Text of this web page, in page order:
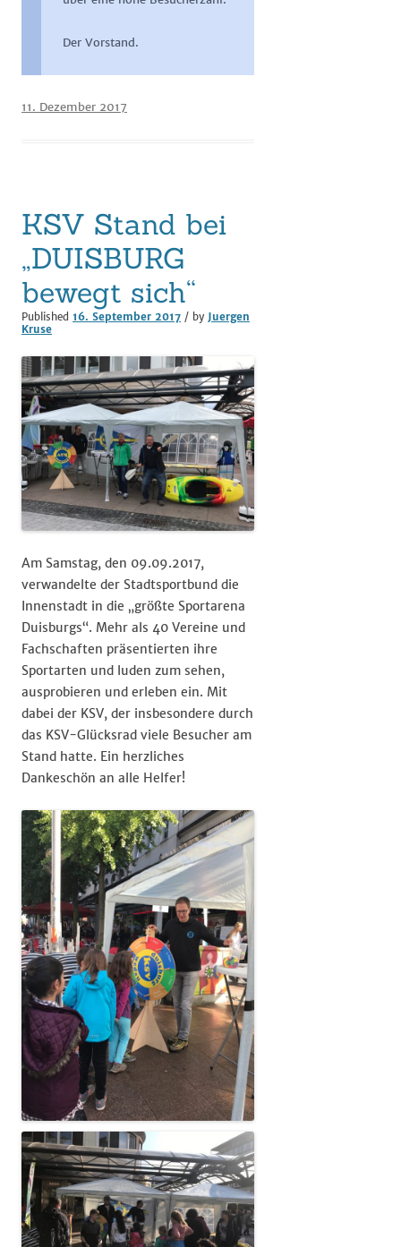
Der Vorstand.
11. Dezember 2017
KSV Stand bei
„DUISBURG
bewegt sich“
Published 16. September 2017 / by Juergen
Kruse
Am Samstag, den 09.09.2017,
verwandelte der Stadtsportbund die
Innenstadt in die „größte Sportarena
Duisburgs“. Mehr als 40 Vereine und
Fachschaften präsentierten ihre
Sportarten und luden zum sehen,
ausprobieren und erleben ein. Mit
dabei der KSV, der insbesondere durch
das KSV-Glücksrad viele Besucher am
Stand hatte. Ein herzliches
Dankeschön an alle Helfer!